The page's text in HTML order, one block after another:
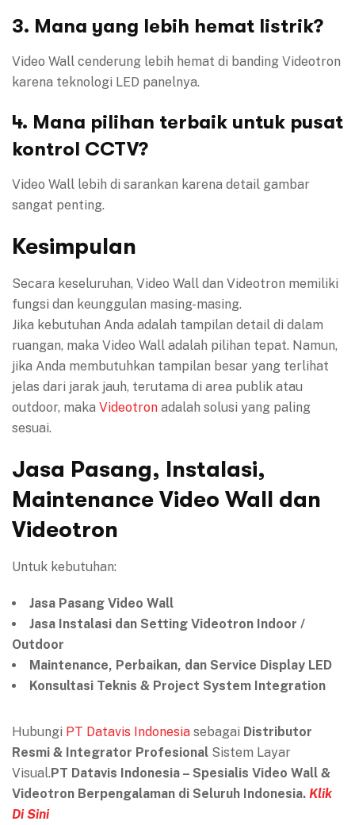
3. Mana yang lebih hemat listrik?
Video Wall cenderung lebih hemat di banding Videotron
karena teknologi LED panelnya.
4. Mana pilihan terbaik untuk pusat
kontrol CCTV?
Video Wall lebih di sarankan karena detail gambar
sangat penting.
Kesimpulan
Secara keseluruhan, Video Wall dan Videotron memiliki
fungsi dan keunggulan masing-masing.
Jika kebutuhan Anda adalah tampilan detail di dalam
ruangan, maka Video Wall adalah pilihan tepat. Namun,
jika Anda membutuhkan tampilan besar yang terlihat
jelas dari jarak jauh, terutama di area publik atau
outdoor, maka Videotron adalah solusi yang paling
sesuai.
Jasa Pasang, Instalasi,
Maintenance Video Wall dan
Videotron
Untuk kebutuhan:
Jasa Pasang Video Wall
Jasa Instalasi dan Setting Videotron Indoor /
Outdoor
Maintenance, Perbaikan, dan Service Display LED
Konsultasi Teknis & Project System Integration
Hubungi PT Datavis Indonesia sebagai Distributor
Resmi & Integrator Profesional Sistem Layar
Visual. PT Datavis Indonesia – Spesialis Video Wall &
Videotron Berpengalaman di Seluruh Indonesia. Klik
Di Sini